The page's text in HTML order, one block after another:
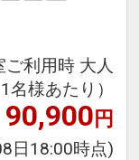
泊や延
です。
または
イトマイ
や現地交
ご利用時 大人
1名様あたり）
90,900円
日18:00時点)